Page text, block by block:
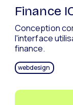
Finance
Conception
l'interface
finance.
webdesign